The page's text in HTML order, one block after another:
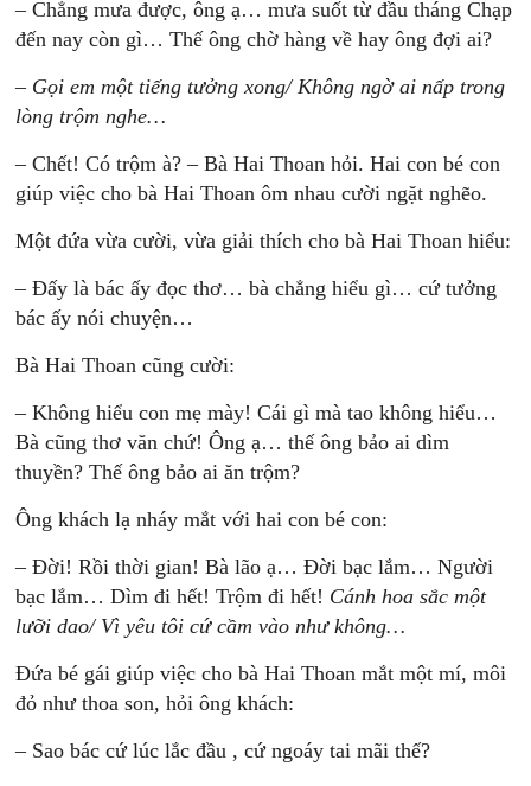
– Chẳng mưa được, ông ạ… mưa suốt từ đầu tháng Chạp
đến nay còn gì… Thế ông chờ hàng về hay ông đợi ai?
– Gọi em một tiếng tưởng xong/ Không ngờ ai nấp trong
lòng trộm nghe…
– Chết! Có trộm à? – Bà Hai Thoan hỏi. Hai con bé con
giúp việc cho bà Hai Thoan ôm nhau cười ngặt nghẽo.
Một đứa vừa cười, vừa giải thích cho bà Hai Thoan hiểu:
– Đấy là bác ấy đọc thơ… bà chẳng hiểu gì… cứ tưởng
bác ấy nói chuyện…
Bà Hai Thoan cũng cười:
– Không hiểu con mẹ mày! Cái gì mà tao không hiểu…
Bà cũng thơ văn chứ! Ông ạ… thế ông bảo ai dìm
thuyền? Thế ông bảo ai ăn trộm?
Ông khách lạ nháy mắt với hai con bé con:
– Đời! Rồi thời gian! Bà lão ạ… Đời bạc lắm… Người
bạc lắm… Dìm đi hết! Trộm đi hết! Cánh hoa sắc một
lưỡi dao/ Vì yêu tôi cứ cầm vào như không…
Đứa bé gái giúp việc cho bà Hai Thoan mắt một mí, môi
đỏ như thoa son, hỏi ông khách:
– Sao bác cứ lúc lắc đầu , cứ ngoáy tai mãi thế?